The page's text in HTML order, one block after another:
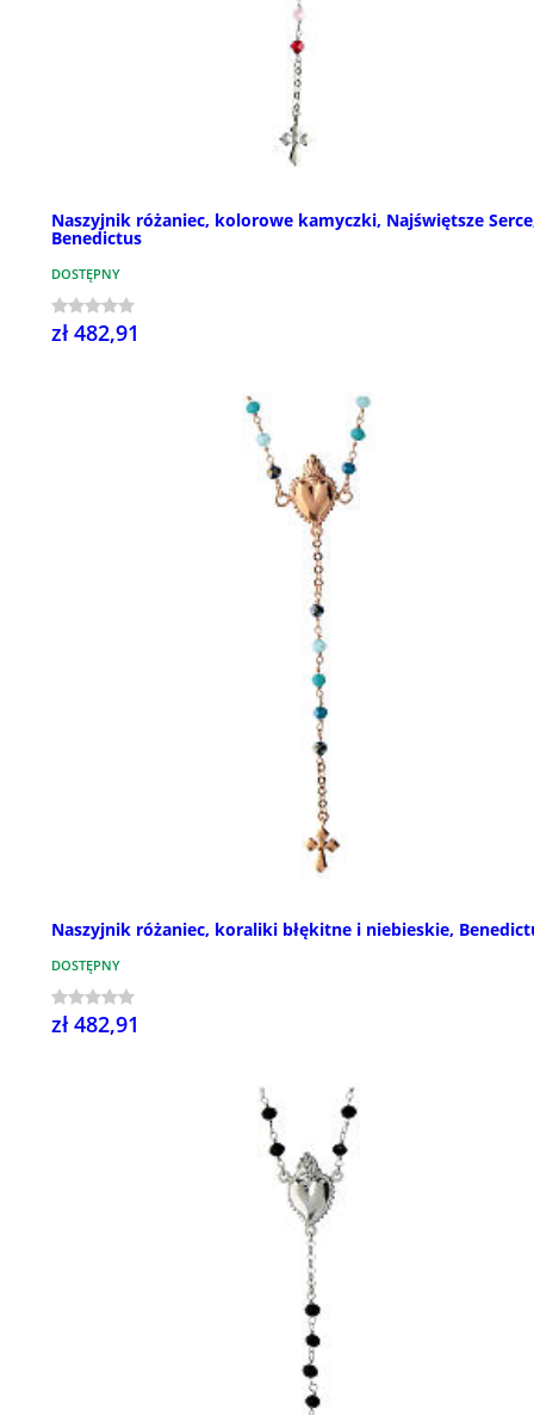
Naszyjnik różaniec, kolorowe kamyczki, Najświętsze
Benedictus
DOSTĘPNY
zł 482,91
Naszyjnik różaniec, koraliki błękitne i niebieskie,
DOSTĘPNY
zł 482,91